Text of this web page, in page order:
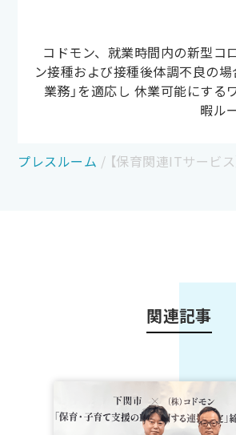
コドモン、就業時間内の新型コ
ン接種および接種後体調不良の場
業務」を適応し 休業可能にする
暇ル
プレスルーム / 【保育関連ITサービ
関連記事